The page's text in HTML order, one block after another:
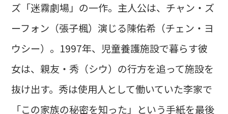
ズ「迷霧劇場」の一作。主人公は、チャン・ズ
ーフォン（張子楓）演じる陳佑希（チェン・ヨ
ウシー）。1997年、児童養護施設で暮らす彼
女は、親友・秀（シウ）の行方を追って施設を
抜け出す。秀は使用人として働いていた李家で
「この家族の秘密を知った」という手紙を最後